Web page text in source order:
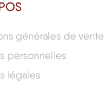
générales de vente
personnelles
légales